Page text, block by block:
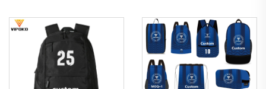
အသင်းအတွက် ရေစိုမှုန်း
သော အားကစား
အသုံးအဆောင်များ၊ ပုံမှန်
အသုံးအဆောင်များ၊
ကျောင်းအသုံးအဆောင်များ၊
အပူခံနိုင်ရည်ရှိသော အသူး
ဘက်စကက်ဘောအော်ဂဲန်နို
က်ဇ်ရှိ စပို့ဘက်ခ်ပက် - လိုဂို
ပါဝင်သော ရေမဝင်သည့်
ဘက်စကက်ဘောအော်ဂဲန်နို
က်ဇ်ရှိ စပို့ဘက်ခ်ပက်၊ နေ့စဉ်
သုံး ဘက်စကက်ဘောအော်ဂဲ